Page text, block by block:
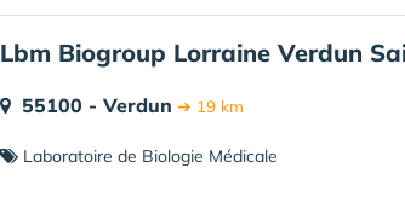
Lbm Biogroup Lorraine Verdun
55100 - Verdun ➔ 19 km
Laboratoire de Biologie Médicale